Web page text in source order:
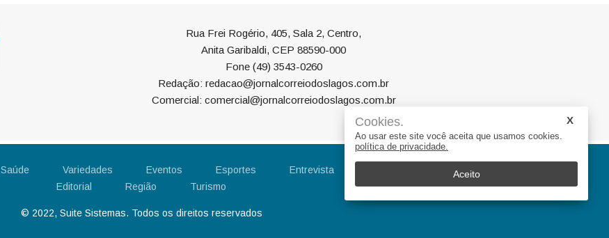
Rua Frei Rogério, 405, Sala 2, Centro,
Anita Garibaldi, CEP 88590-000
Fone (49) 3543-0260
Redação: redacao@jornalcorreiodoslagos.com.br
Comercial: comercial@jornalcorreiodoslagos.com.br
Saúde Variedades Eventos Esportes Entrevista
Educação
Editorial
Região Turismo
© 2022, Suite Sistemas. Todos os direitos reservados
Cookies.
Ao usar este site você aceita que usamos cookies.
política de privacidade.
Aceito